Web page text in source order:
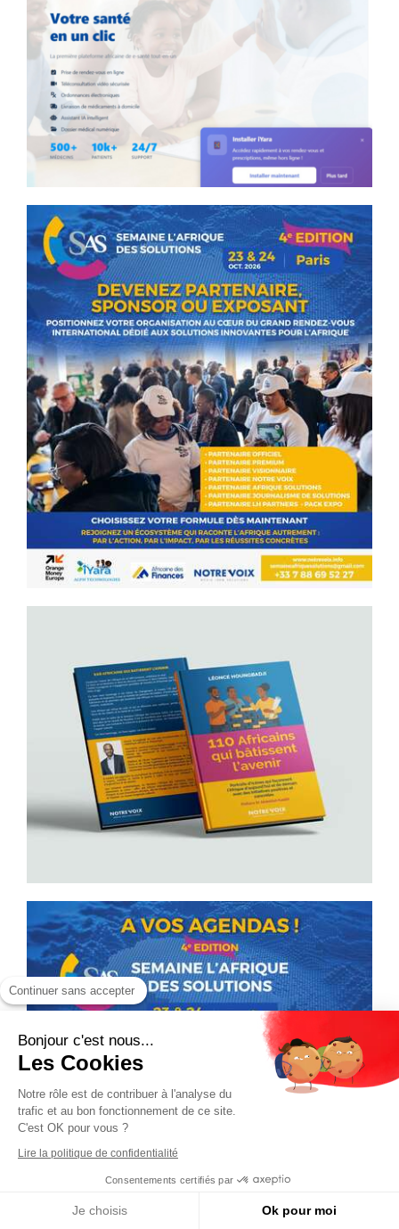
Continuer sans accepter
Bonjour c'est nous...
Les Cookies
Notre rôle est de contribuer à l'analyse du
trafic et au bon fonctionnement de ce site.
C'est OK pour vous ?
Lire la politique de confidentialité
Consentements certifiés par
Je choisis Ok pour moi